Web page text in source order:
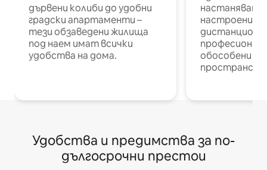
дървени колиби до удобни
градски апартаменти –
тези обзаведени жилища
под наем имат всички
удобства на дома.
настаняване
настроени и
обособени
Удобства и предимства за по-
дългосрочни престои